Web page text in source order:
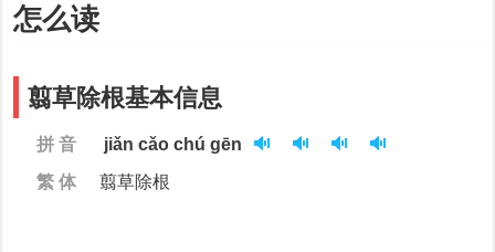
怎么读
翦草除根基本信息
拼 音
jiǎn cǎo chú gēn
繁 体
翦草除根